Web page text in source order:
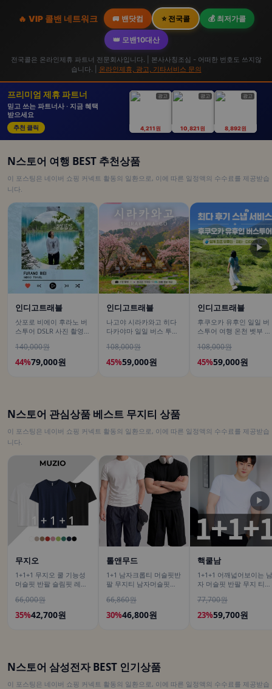
🔥 VIP 콜밴 네트워크 🚐 밴닷컴 ⭐ 전국콜 💰 최저가콜
👑 모밴10대산
전국콜은 온라인제휴 파트너 전문회사입니다. | 본사사칭조심 - 어떠한 번호도 쓰지않
습니다. |
온라인제휴, 광고, 기타서비스 문의
프리미엄 제휴 파트너
믿고 쓰는 파트너사 · 지금 혜택
받으세요
추천 클릭
광고
4,211원
광고
10,821원
광고
8,892원
N스토어 여행 BEST 추천상품
이 포스팅은 네이버 쇼핑 커넥트 활동의 일환으로, 이에 따른 일정액의 수수료를 제공받습
니다.
인디고트래블
삿포로 비에이 후라노 버
스투어 DSLR 사진 촬영
140,000원
44%79,000원
인디고트래블
나고야 시라카와고 히다
다카야마 일일 버스 투어
108,000원
45%59,000원
인디고트래블
후쿠오카 유후인 일일 버
스투어 여행 온천 벳부 유
108,000원
45%59,000원
▶
N스토어 관심상품 베스트 무지티 상품
이 포스팅은 네이버 쇼핑 커넥트 활동의 일환으로, 이에 따른 일정액의 수수료를 제공받습
니다.
무지오
1+1+1 무지오 쿨 기능성
머슬핏 반팔 슬림핏 레이
셔츠
66,000원
35%42,700원
톨앤무드
1+1 남자크롭티 머슬핏반
팔 무지티 남자머슬핏반
66,860원
30%46,800원
핵쿨남
1+1+1 어깨넓어보이는 남
자 머슬핏 반팔 무지 티셔
77,700원
23%59,700원
▶
N스토어 삼성전자 BEST 인기상품
이 포스팅은 네이버 쇼핑 커넥트 활동의 일환으로, 이에 따른 일정액의 수수료를 제공받습